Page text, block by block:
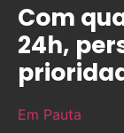
Com
24h,
Em Pauta